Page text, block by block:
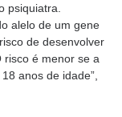
psiquiatra.
alelo de um gene
de desenvolver
risco é menor se a
anos de idade”,